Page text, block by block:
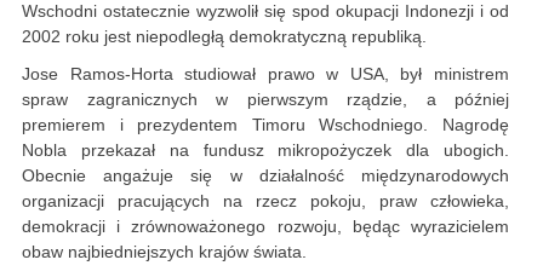
Wschodni ostatecznie wyzwolił się spod okupacji Indonezji i od
2002 roku jest niepodległą demokratyczną republiką.
Jose Ramos-Horta studiował prawo w USA, był ministrem
spraw zagranicznych w pierwszym rządzie, a później
premierem i prezydentem Timoru Wschodniego. Nagrodę
Nobla przekazał na fundusz mikropożyczek dla ubogich.
Obecnie angażuje się w działalność międzynarodowych
organizacji pracujących na rzecz pokoju, praw człowieka,
demokracji i zrównoważonego rozwoju, będąc wyrazicielem
obaw najbiedniejszych krajów świata.